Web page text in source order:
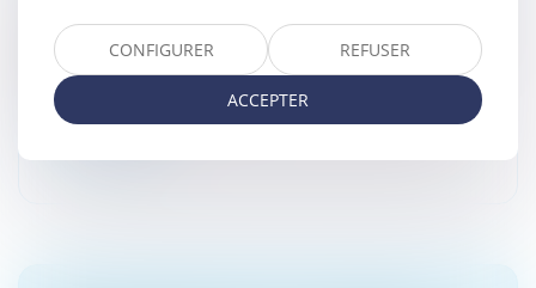
paternité à l’égard de ses deux enfants nés en 2014 et
2017. Le père reconnaît finalement les enfants en
2020. En 2021, la mère sai...
CONFIGURER REFUSER
ACCEPTER